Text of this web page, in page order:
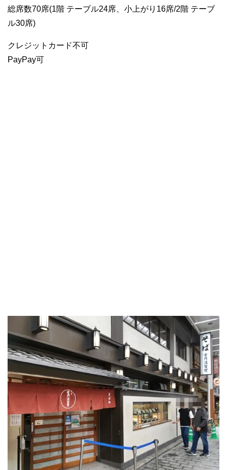
総席数70席(1階 テーブル24席、小上がり16席/2階 テーブ
ル30席)
クレジットカード不可
PayPay可